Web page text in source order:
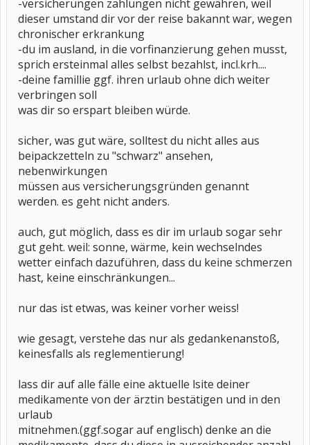
-versicherungen zahlungen nicht gewähren, weil
dieser umstand dir vor der reise bakannt war, wegen
chronischer erkrankung
-du im ausland, in die vorfinanzierung gehen musst,
sprich ersteinmal alles selbst bezahlst, incl.krh....
-deine famillie ggf. ihren urlaub ohne dich weiter
verbringen soll
was dir so erspart bleiben würde.
sicher, was gut wäre, solltest du nicht alles aus
beipackzetteln zu "schwarz" ansehen,
nebenwirkungen
müssen aus versicherungsgründen genannt
werden. es geht nicht anders.
auch, gut möglich, dass es dir im urlaub sogar sehr
gut geht. weil: sonne, wärme, kein wechselndes
wetter einfach dazuführen, dass du keine schmerzen
hast, keine einschränkungen...
nur das ist etwas, was keiner vorher weiss!
wie gesagt, verstehe das nur als gedankenanstoß,
keinesfalls als reglementierung!
lass dir auf alle fälle eine aktuelle lsite deiner
medikamente von der ärztin bestätigen und in den
urlaub
mitnehmen.(ggf.sogar auf englisch) denke an die